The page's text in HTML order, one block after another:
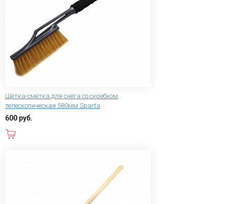
Щетка-сметка для снега со скребком
телескопическая 580мм Sparta
600 руб.